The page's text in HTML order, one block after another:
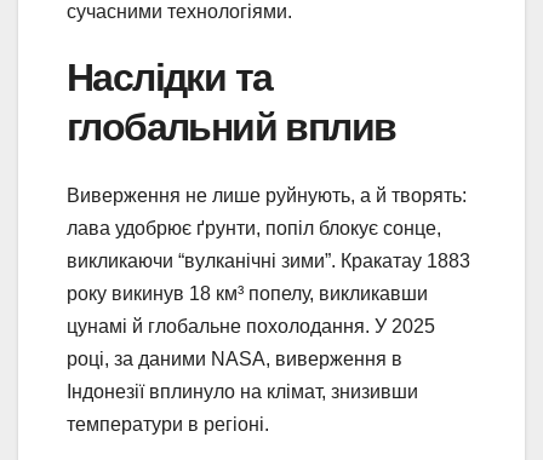
сучасними технологіями.
Наслідки та
глобальний вплив
Виверження не лише руйнують, а й творять:
лава удобрює ґрунти, попіл блокує сонце,
викликаючи “вулканічні зими”. Кракатау 1883
року викинув 18 км³ попелу, викликавши
цунамі й глобальне похолодання. У 2025
році, за даними NASA, виверження в
Індонезії вплинуло на клімат, знизивши
температури в регіоні.